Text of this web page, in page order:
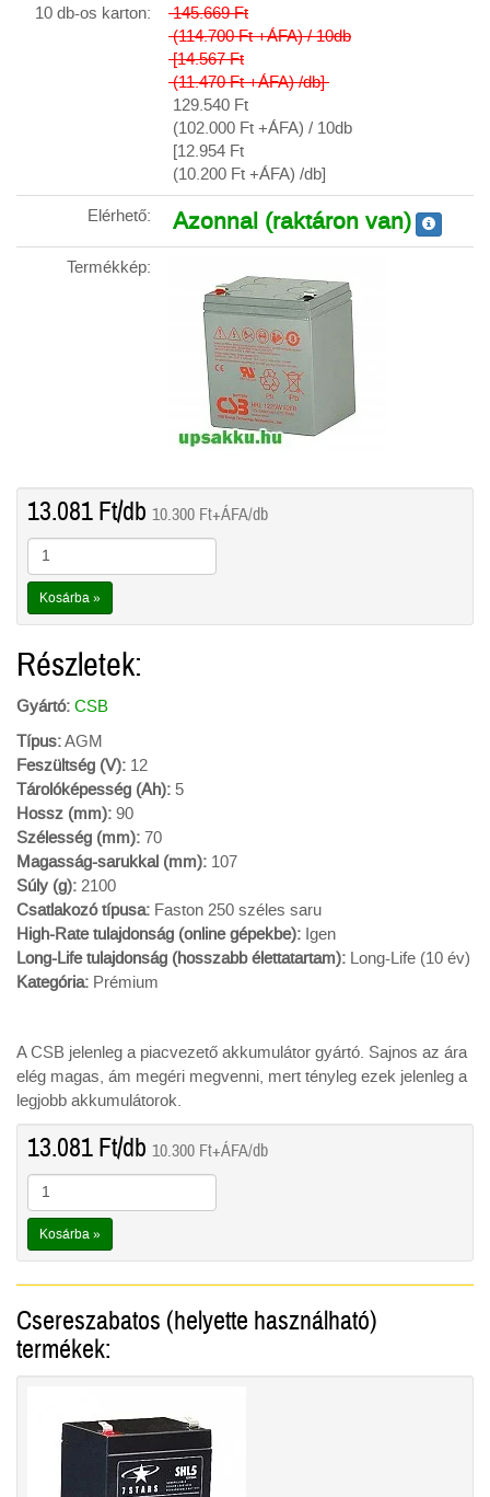
10 db-os karton:
145.669Ft
(114.700Ft+ÁFA) / 10db
[14.567Ft
(11.470Ft+ÁFA) /db]
129.540 Ft
(102.000 Ft +ÁFA) / 10db
[12.954 Ft
(10.200 Ft +ÁFA) /db]
Elérhető:
Azonnal (raktáron van)
Termékkép:
13.081Ft/db 10.300 Ft+ÁFA/db
Kosárba »
Részletek:
Gyártó: CSB
Típus:AGM
Feszültség (V): 12
Tárolóképesség (Ah): 5
Hossz (mm): 90
Szélesség (mm): 70
Magasság-sarukkal (mm): 107
Súly (g): 2100
Csatlakozó típusa: Faston 250 széles saru
High-Rate tulajdonság (online gépekbe): Igen
Long-Life tulajdonság (hosszabb élettatartam): Long-Life (10 év)
Kategória: Prémium
A CSB jelenleg a piacvezető akkumulátor gyártó. Sajnos az ára
elég magas, ám megéri megvenni, mert tényleg ezek jelenleg a
legjobb akkumulátorok.
13.081Ft/db 10.300 Ft+ÁFA/db
Kosárba »
Csereszabatos (helyette használható)
termékek: